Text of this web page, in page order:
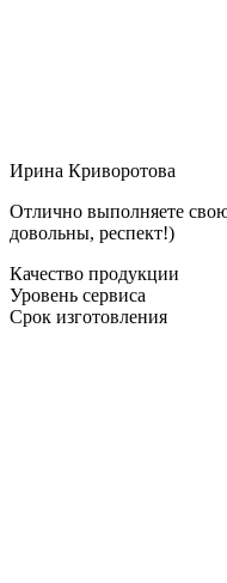
Ирина Криворотова
Отлично выполняете
довольны, респект!)
Качество продукции
Уровень сервиса
Срок изготовления